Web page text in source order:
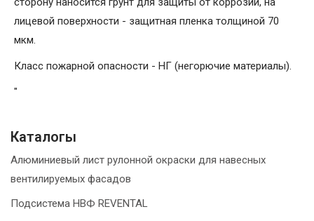
лицевой поверхности - защитная пленка толщиной 70
мкм.
Класс пожарной опасности - НГ (негорючие материалы).
"
Каталогы
Алюминиевый лист рулонной окраски для навесных
вентилируемых фасадов
Подсистема НВФ REVENTAL